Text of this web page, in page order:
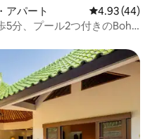
アパート レビュー44
4.93 (44)
5分、プール2つ付きのBoho